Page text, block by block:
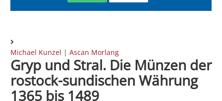
Michael Kunzel | Ascan Morlang
Gryp und Stral. Die Münzen der
rostock-sundischen Währung
1365 bis 1489